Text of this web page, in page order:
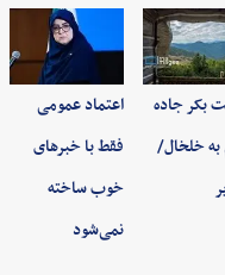
بکر جاده
به خلخال/
اعتماد عمومی
فقط با خبرهای
خوب ساخته
نمی‌شود